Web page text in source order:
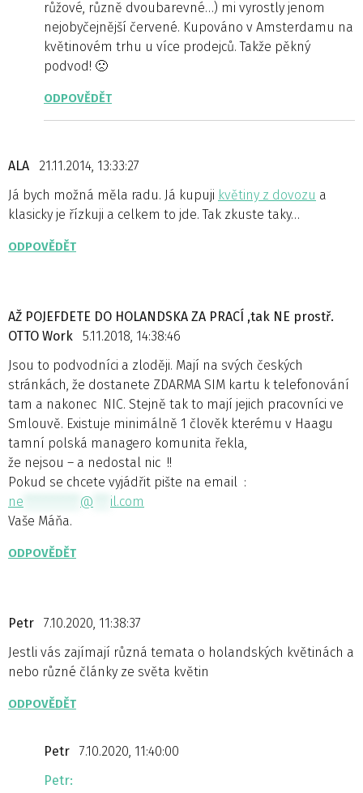
růžové, různě dvoubarevné…) mi vyrostly jenom
nejobyčejnější červené. Kupováno v Amsterdamu na
květinovém trhu u více prodejců. Takže pěkný
podvod! 🙁
ODPOVĚDĚT
ALA
21.11.2014, 13:33:27
Já bych možná měla radu. Já kupuji květiny z dovozu a
klasicky je řízkuji a celkem to jde. Tak zkuste taky…
ODPOVĚDĚT
AŽ POJEFDETE DO HOLANDSKA ZA PRACÍ ,tak NE prostř.
OTTO Work
5.11.2018, 14:38:46
Jsou to podvodníci a zloději. Mají na svých českých
stránkách, že dostanete ZDARMA SIM kartu k telefonování
tam a nakonec NIC. Stejně tak to mají jejich pracovníci ve
Smlouvě. Existuje minimálně 1 člověk kterému v Haagu
tamní polská managero komunita řekla,
že nejsou – a nedostal nic !!
Pokud se chcete vyjádřit pište na email :
ne
@
il.com
Vaše Máňa.
ODPOVĚDĚT
Petr
7.10.2020, 11:38:37
Jestli vás zajímají různá temata o holandských květinách a
nebo různé články ze světa květin
ODPOVĚDĚT
Petr
7.10.2020, 11:40:00
Petr: